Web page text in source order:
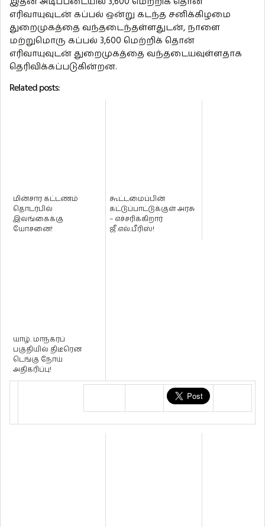
எரிவாயுவுடன் கப்பல் ஒன்று கடந்த சனிக்கிழமை
துறைமுகத்தை வந்தடைந்தள்ளதுடன், நாளை
மற்றுமொரு கப்பல் 3,600 மெற்றிக் தொன்
எரிவாயுவுடன் துறைமுகத்தை வந்தடையவுள்ளதாக
தெரிவிக்கப்படுகின்றன.
Related posts:
மின்சார கட்டணம்
தொடர்பில்
இலங்கைக்கு
யோசனை!
கூட்டமைப்பின்
கட்டுப்பாட்டுக்குள் அரசு
– எச்சரிக்கிறார்
ஜீ.எல்.பீரிஸ்!
யாழ். மாநகரப்
பகுதியில் திடீரென
டெங்கு நோய்
அதிகரிப்பு!